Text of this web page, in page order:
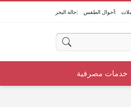
أحوال الطقس حالة البحر
خدمات مصرفية